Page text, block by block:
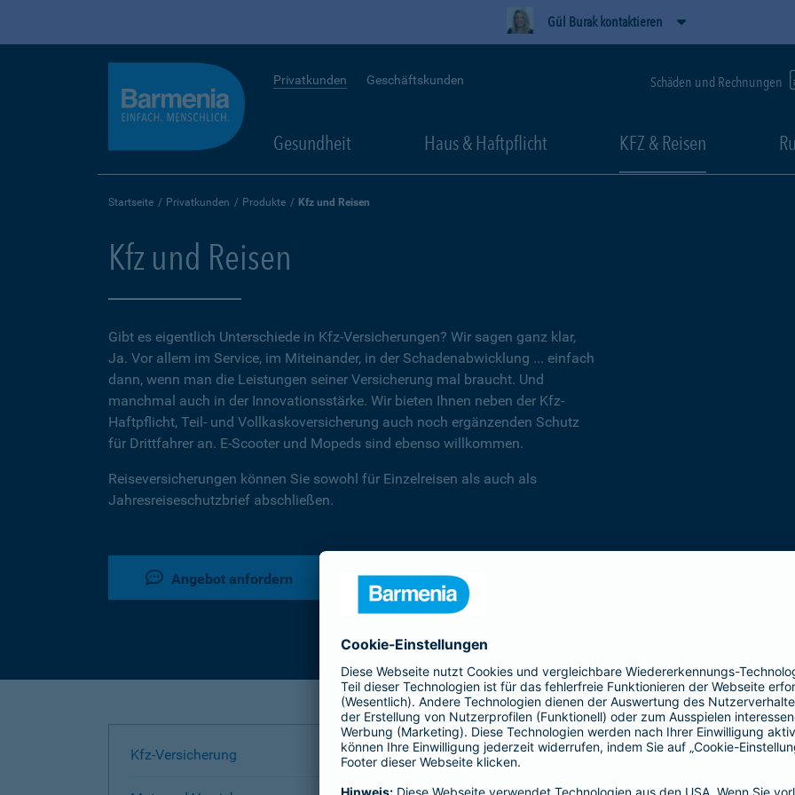
Gül Burak kontaktieren
Privatkunden Geschäftskunden Schäden und Rechnungen
Gesundheit Haus & Haftpflicht KFZ & Reisen
Startseite Privatkunden Produkte Kfz und Reisen
Kfz und Reisen
Gibt es eigentlich Unterschiede in Kfz-Versicherungen? Wir sagen ganz klar,
Ja. Vor allem im Service, im Miteinander, in der Schadenabwicklung ... einfach
dann, wenn man die Leistungen seiner Versicherung mal braucht. Und
manchmal auch in der Innovationsstärke. Wir bieten Ihnen neben der Kfz-
Haftpflicht, Teil- und Vollkaskoversicherung auch noch ergänzenden Schutz
für Drittfahrer an. E-Scooter und Mopeds sind ebenso willkommen.
Reiseversicherungen können Sie sowohl für Einzelreisen als auch als
Jahresreiseschutzbrief abschließen.
Angebot anfordern
Kfz-Versicherung